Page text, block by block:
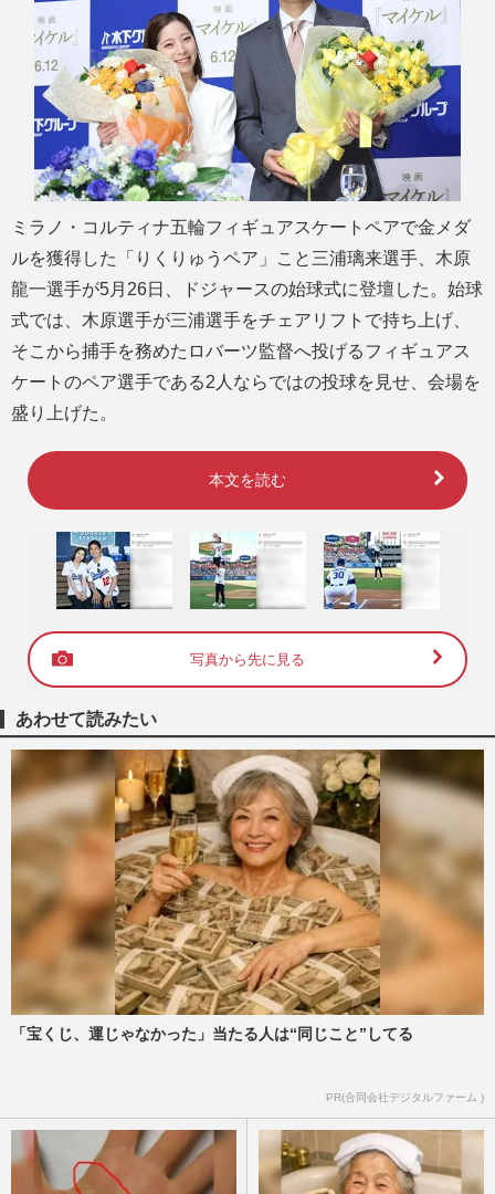
ミラノ・コルティナ五輪フィギュアスケートペアで金メダ
ルを獲得した「りくりゅうペア」こと三浦璃来選手、木原
龍一選手が5月26日、ドジャースの始球式に登壇した。始球
式では、木原選手が三浦選手をチェアリフトで持ち上げ、
そこから捕手を務めたロバーツ監督へ投げるフィギュアス
ケートのペア選手である2人ならではの投球を見せ、会場を
盛り上げた。
本文を読む
写真から先に見る
あわせて読みたい
「宝くじ、運じゃなかった」当たる人は“同じこと”してる
PR(合同会社デジタルファーム )